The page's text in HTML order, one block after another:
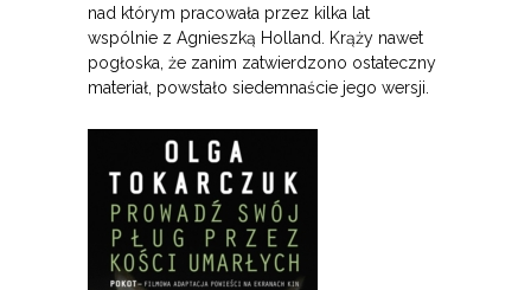
nad którym pracowała przez kilka lat
wspólnie z Agnieszką Holland. Krąży nawet
pogłoska, że zanim zatwierdzono ostateczny
materiał, powstało siedemnaście jego wersji.